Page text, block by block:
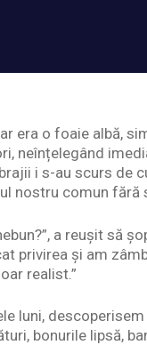
era o foaie albă,
neînțelegând
i s-au scurs de
nostru comun fără
a reușit să
privirea și am
realist.”
luni,
bonurile lipsă,